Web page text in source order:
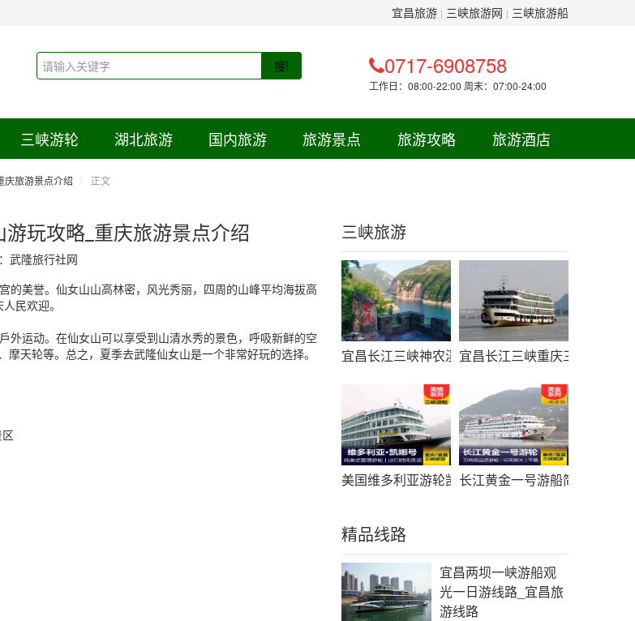
宜昌旅游 | 三峡旅游网 | 三峡旅游船
搜! 0717-6908758
工作日：08:00-22:00 周末：07:00-24:00
三峡游轮 湖北旅游 国内旅游 旅游景点 旅游攻略 旅游酒店
庆旅游景点介绍 正文
玩攻略_重庆旅游景点介绍
武隆旅行社网
美誉。仙女山山高林密，风光秀丽，四周的山峰平均海拔高
民欢迎。
运动。在仙女山可以享受到山清水秀的景色，呼吸新鲜的空
天轮等。总之，夏季去武隆仙女山是一个非常好玩的选择。
三峡旅游
宜昌长江三峡神农溪白帝城精华三日线路-三峡旅游
宜昌长江三峡重庆三日游线路
美国维多利亚游轮凯娜号游船简介_凯娜游轮预定
长江黄金一号游船简介_黄金
精品线路
宜昌两坝一峡游船观
光一日游线路_宜昌旅
游线路